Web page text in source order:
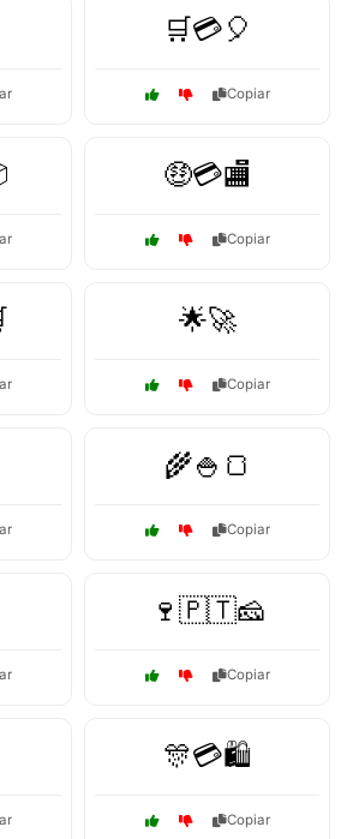
🛒💳🎈
Copiar
🤑💳🏬
Copiar
🌟🚀
Copiar
🌾🍚🍞
Copiar
🍷🇵🇹🧀
Copiar
🎊💳🛍️
Copiar